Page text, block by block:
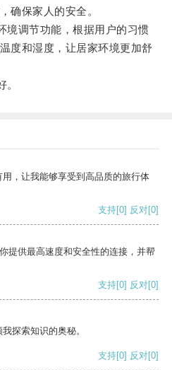
确保家人的安全。
调节功能，根据用户的习惯
度和湿度，让居家环境更加舒
，让我能够享受到高品质的旅行体
支持[0] 反对[0]
提供最高速度和安全性的连接，并帮
支持[0] 反对[0]
探索知识的奥秘。
支持[0] 反对[0]